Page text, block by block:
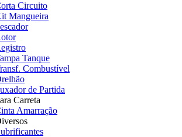
Circuito
Mangueira
Tanque
Combustível
de Partida
Carreta
Amarração